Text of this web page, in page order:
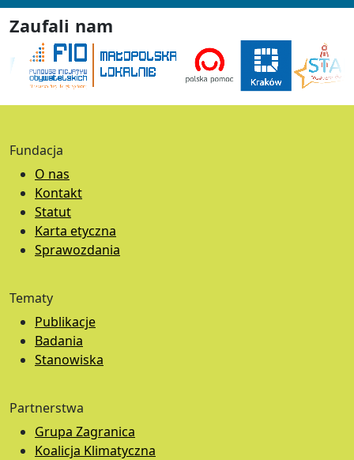
Zaufali nam
Fundacja
O nas
Kontakt
Statut
Karta etyczna
Sprawozdania
Tematy
Publikacje
Badania
Stanowiska
Partnerstwa
Grupa Zagranica
Koalicja Klimatyczna